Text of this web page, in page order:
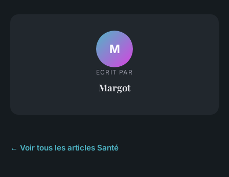
M
ECRIT PAR
Margot
← Voir tous les articles Santé